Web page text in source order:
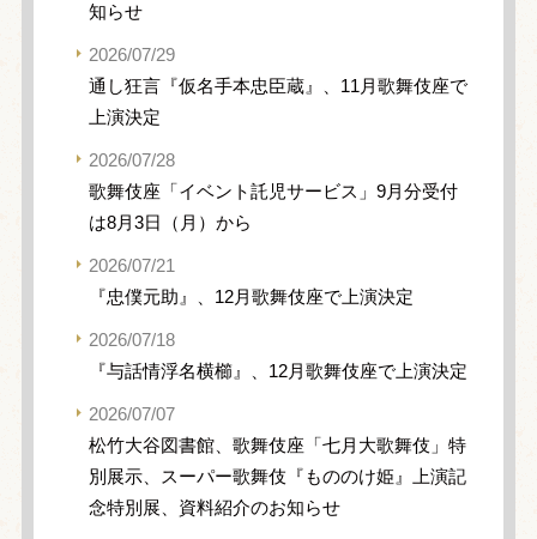
知らせ
2026/07/29
通し狂言『仮名手本忠臣蔵』、11月歌舞伎座で
上演決定
2026/07/28
歌舞伎座「イベント託児サービス」9月分受付
は8月3日（月）から
2026/07/21
『忠僕元助』、12月歌舞伎座で上演決定
2026/07/18
『与話情浮名横櫛』、12月歌舞伎座で上演決定
2026/07/07
松竹大谷図書館、歌舞伎座「七月大歌舞伎」特
別展示、スーパー歌舞伎『もののけ姫』上演記
念特別展、資料紹介のお知らせ